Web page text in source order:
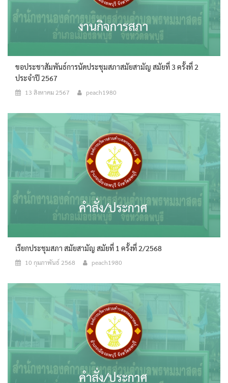
ขอประชาสัมพันธ์การนัดประชุมสภาสมัยสามัญ สมัยที่ 3 ครั้งที่ 2
ประจำปี 2567
13 สิงหาคม 2567 peach1980
เรียกประชุมสภา สมัยสามัญ สมัยที่ 1 ครั้งที่ 2/2568
10 กุมภาพันธ์ 2568 peach1980